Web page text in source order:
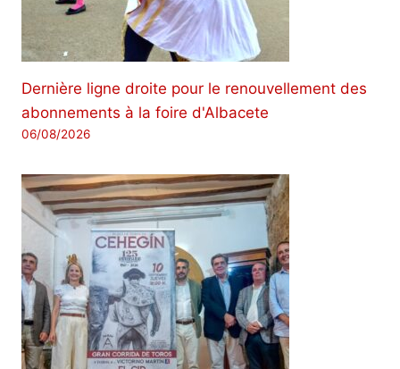
Dernière ligne droite pour le renouvellement des
abonnements à la foire d'Albacete
06/08/2026